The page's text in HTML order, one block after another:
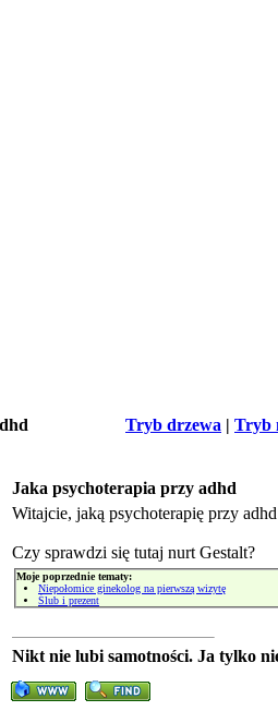
Tryb drzewa | Tryb
Jaka psychoterapia przy adhd
Witajcie, jaką psychoterapię przy
Czy sprawdzi się tutaj nurt Gestalt?
Moje poprzednie tematy:
Niepołomice ginekolog na pierwszą wizytę
Ślub i prezent
Nikt nie lubi samotności. Ja tylko